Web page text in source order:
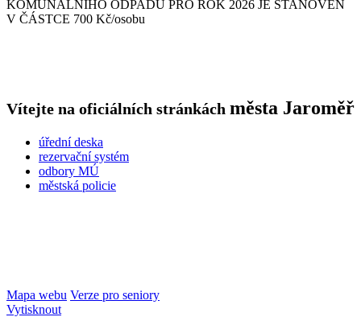
KOMUNÁLNÍHO ODPADU PRO ROK 2026 JE STANOVEN
V ČÁSTCE 700 Kč/osobu
Vítejte na oficiálních stránkách města Jaroměř
úřední deska
rezervační systém
odbory MÚ
městská policie
Mapa webu Verze pro seniory
Vytisknout